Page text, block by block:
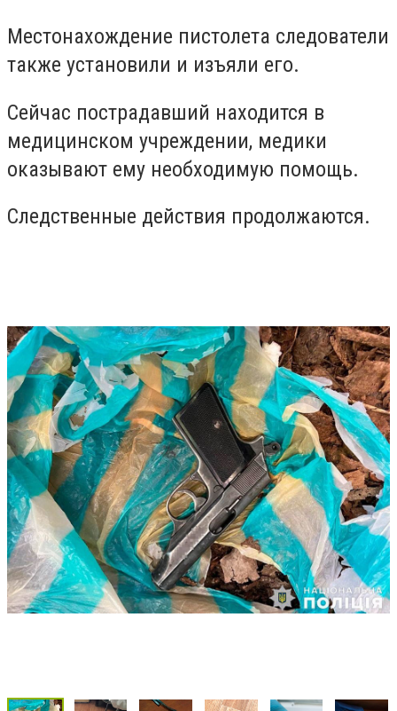
Местонахождение пистолета следователи
также установили и изъяли его.
Сейчас пострадавший находится в
медицинском учреждении, медики
оказывают ему необходимую помощь.
Следственные действия продолжаются.